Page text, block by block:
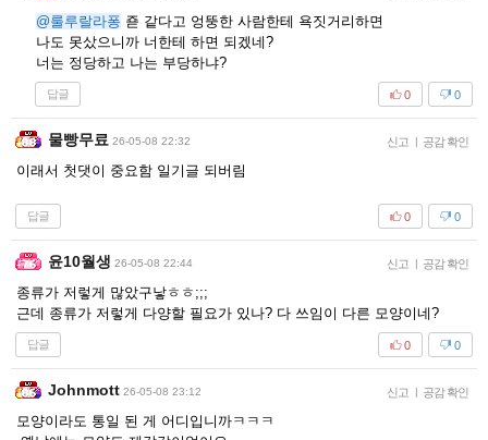
@룰루랄라퐁 죧 같다고 엉뚱한 사람한테 욕짓거리하면
나도 못샀으니까 너한테 하면 되겠네?
너는 정당하고 나는 부당하냐?
답글 0
0
물빵무료 26-05-08 22:32 신고 | 공감 확인
이래서 첫댓이 중요함 일기글 되버림
답글 0
0
윤10월생 26-05-08 22:44 신고 | 공감 확인
종류가 저렇게 많았구낳ㅎㅎ;;;
근데 종류가 저렇게 다양할 필요가 있나? 다 쓰임이 다른 모양이네?
답글 0
0
Johnmott 26-05-08 23:12 신고 | 공감 확인
모양이라도 통일 된 게 어디입니까ㅋㅋㅋ